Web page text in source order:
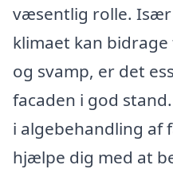
væsentlig rolle.
klimaet kan
og svamp, er det
facaden i god
i algebehandling af
hjælpe dig med at